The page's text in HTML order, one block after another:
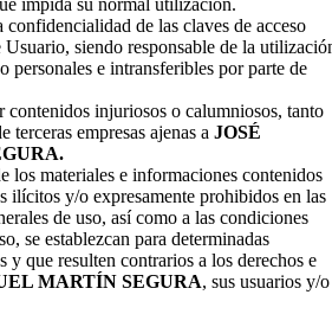
de las claves de acceso
Usuario, siendo responsable de la
personales e intransferibles por parte de
injuriosos o calumniosos, tanto
terceras empresas ajenas a JOSÉ
.
los materiales e informaciones contenidos
ilícitos y/o expresamente prohibidos en las
de uso, así como a las condiciones
se establezcan para determinadas
y que resulten contrarios a los derechos e
MARTÍN SEGURA, sus usuarios y/o